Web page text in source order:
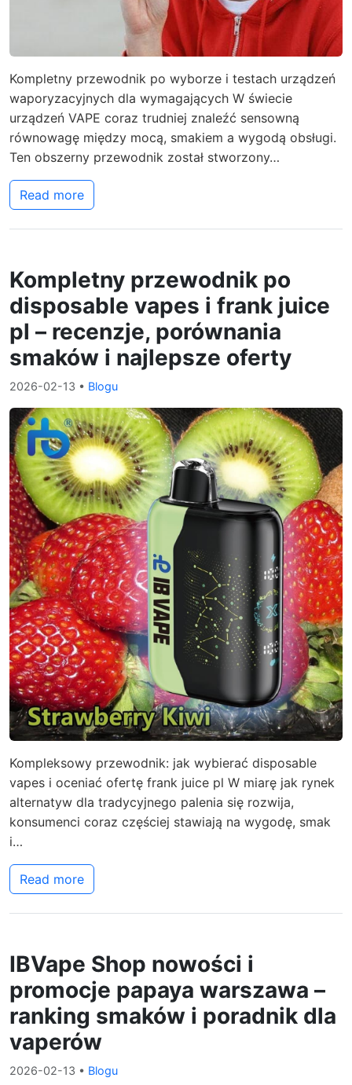
Kompletny przewodnik po wyborze i testach urządzeń
waporyzacyjnych dla wymagających W świecie
urządzeń VAPE coraz trudniej znaleźć sensowną
równowagę między mocą, smakiem a wygodą obsługi.
Ten obszerny przewodnik został stworzony…
Read more
Kompletny przewodnik po
disposable vapes i frank juice
pl – recenzje, porównania
smaków i najlepsze oferty
2026-02-13 • Blogu
Kompleksowy przewodnik: jak wybierać disposable
vapes i oceniać ofertę frank juice pl W miarę jak rynek
alternatyw dla tradycyjnego palenia się rozwija,
konsumenci coraz częściej stawiają na wygodę, smak
i…
Read more
IBVape Shop nowości i
promocje papaya warszawa –
ranking smaków i poradnik dla
vaperów
2026-02-13 • Blogu